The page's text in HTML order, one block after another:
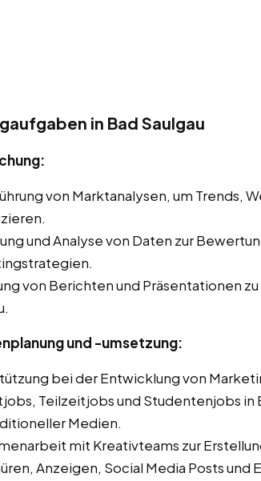
in Bad Saulgau
von Marktanalysen, um Trends,
und Analyse von Daten zur
von Berichten und Präsentationen
und -umsetzung:
bei der Entwicklung von
Teilzeitjobs und Studentenjobs in
Medien.
mit Kreativteams zur
Anzeigen, Social Media Posts